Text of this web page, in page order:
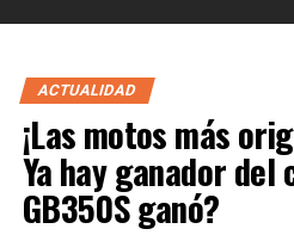
ACTUALIDAD
¡Las motos más
Ya hay ganador del
GB350S ganó?